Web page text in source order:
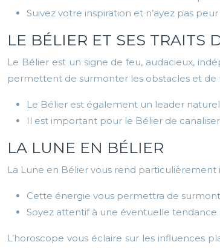
Suivez votre inspiration et n’ayez pas
LE BÉLIER ET SES TRAITS
Le Bélier est un signe de feu, audacieux,
permettent de surmonter les obstacles et de
Le Bélier est également un leader
Il est important pour le Bélier de
LA LUNE EN BÉLIER
La Lune en Bélier vous rend
Cette énergie vous permettra de
Soyez attentif à une éventuelle tendance
L’horoscope vous éclaire sur les influences